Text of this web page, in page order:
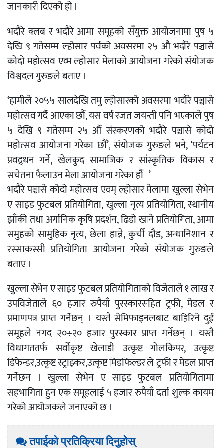
जानकारी दिएको हो ।
भदौरे क्लब र भदौरे आमा समूहको सँयुक्त आयोजनामा पुष ५
देखि ९ गतेसम्म ल्होसार पर्वको अवसरमा २५ औै भदौरे पञ्चासे
कोदो महोत्सव एव्म ल्होसार मेलाको आयोजना गरेको संयोजक
विश्वदल गुरुङले बताए ।
‘हामीले २०५५ सालदेखि तमु ल्होसारको अवसरमा भदौरे पञ्चासे
महोत्सव गर्दै आएका छौं, यस वर्ष रजत जयन्ती पनि भएकाले पुष
५ देखि ९ गतेसम्म २५ औं संस्करणको भदौरे पञ्चासे कोदो
महोत्सव आयोजना गरेका छौं’, संयोजक गुरुङले भने, ‘पर्यटन
प्रवद्र्धन गर्ने, खेलकुद सामाजिक र सांस्कृतिक विकास र
सचेतना फैलाउन मेला आयोजना गरेका हौं ।’
भदौरे पञ्चासे कोदो महोत्सव एवम् ल्होसार मेलामा खुल्ला सेभेन
ए साइड फुटबल प्रतियोगिता, खुल्ला नृत्य प्रतियोगिता, स्थानीय
झाँकी तथा अर्गानिक कृषि प्रदर्शन, ढिडो खाने प्रतियोगिता, आमा
समुहको सामुहिक नृत्य, छेला हान्ने, कुर्ची दौड, अन्धानिशान र
रस्साकस्सी प्रतियोगिता आयोजना गरेको संयोजक गुरुङले
बताए ।
खुल्ला सेभेन ए साइड फुटबल प्रतियोगिताको विजेताले १ लाख र
उपविजेताले ६० हजार रुपैयाँ पुरस्कारसहित ट्रफी, मेडल र
प्रमाणपत्र प्राप्त गर्नेछन् । यस्तै सेमिफाइनलबाट बाहिरिने दुई
समूहले नगद २०÷२० हजार पुरस्कार प्राप्त गर्नेछन् । यस्तै
विधागततर्फ सर्वोकृष्ट खेलाडी उत्कृष्ट गोलकिपर, उत्कृष्ट
डिफेन्डर,उत्कृष्ट स्ट्राइकर,उत्कृष्ट मिडफिल्डर ले ट्रफी र मेडल प्राप्त
गर्नेछन । खुल्ला सेभेन ए साइड फुटबल प्रतियोगितामा
सहभागिता हुन एक समूहलाई ५ हजार रुपैयाँ दर्ता शुल्क कायम
गरेको आयोजकले जनाएको छ ।
तपाईको प्रतिक्रिया दिनुहोस्